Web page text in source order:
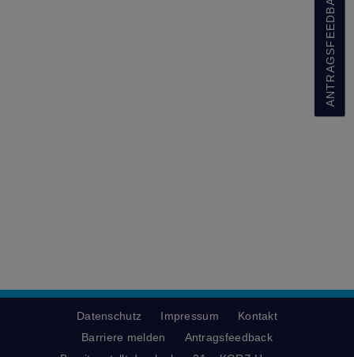
ANTRAGSFEEDBACK
Datenschutz Impressum
Kontakt
Barriere melden
Antragsfeedback